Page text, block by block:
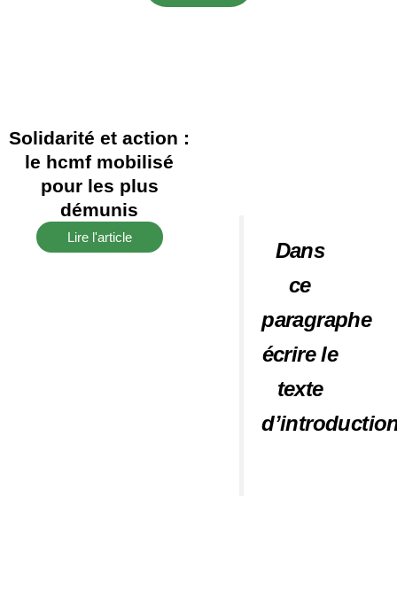
Solidarité et action :
le hcmf mobilisé
pour les plus
démunis
Lire l'article
Dans
ce
paragraphe
écrire le
texte